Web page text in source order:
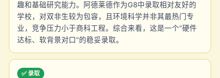
趣和基础研究能力。阿德莱德作为G8中录取相对友好的
学校，对双非生较为包容，且环境科学并非其最热门专
业，竞争压力小于商科工程。综合来看，这是一个“硬件
达标、软背景对口”的稳妥录取。
✅ 录取